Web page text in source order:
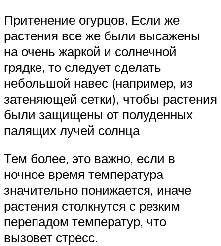
Притенение огурцов. Если же
растения все же были высажены
на очень жаркой и солнечной
грядке, то следует сделать
небольшой навес (например, из
затеняющей сетки), чтобы растения
были защищены от полуденных
палящих лучей солнца
Тем более, это важно, если в
ночное время температура
значительно понижается, иначе
растения столкнутся с резким
перепадом температур, что
вызовет стресс.